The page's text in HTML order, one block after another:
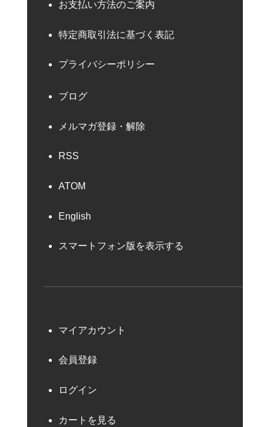
お支払い方法のご案内
特定商取引法に基づく表記
プライバシーポリシー
ブログ
メルマガ登録・解除
RSS
ATOM
English
スマートフォン版を表示する
マイアカウント
会員登録
ログイン
カートを見る